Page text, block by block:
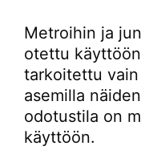
Metroihin ja
otettu
tarkoitettu
asemilla
odotustila on
käyttöön.